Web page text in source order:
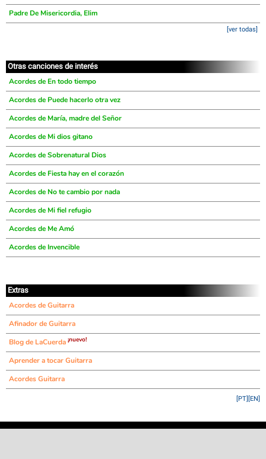
Padre De Misericordia, Elim
[ver todas]
Otras canciones de interés
Acordes de En todo tiempo
Acordes de Puede hacerlo otra vez
Acordes de María, madre del Señor
Acordes de Mi dios gitano
Acordes de Sobrenatural Dios
Acordes de Fiesta hay en el corazón
Acordes de No te cambio por nada
Acordes de Mi fiel refugio
Acordes de Me Amó
Acordes de Invencible
Extras
Acordes de Guitarra
Afinador de Guitarra
Blog de LaCuerda ¡nuevo!
Aprender a tocar Guitarra
Acordes Guitarra
[EN]
[PT]